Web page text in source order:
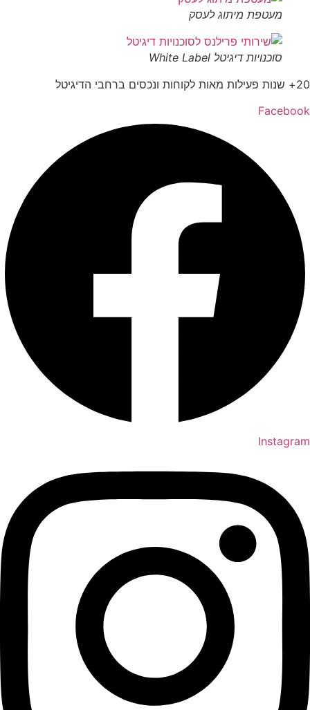
מעטפת מיתוג לעסק
סוכנויות דיגיטל White Label
20+ שנות פעילות מאות לקוחות ונכסים ברחבי הדיגיטל
Facebook
Instagram